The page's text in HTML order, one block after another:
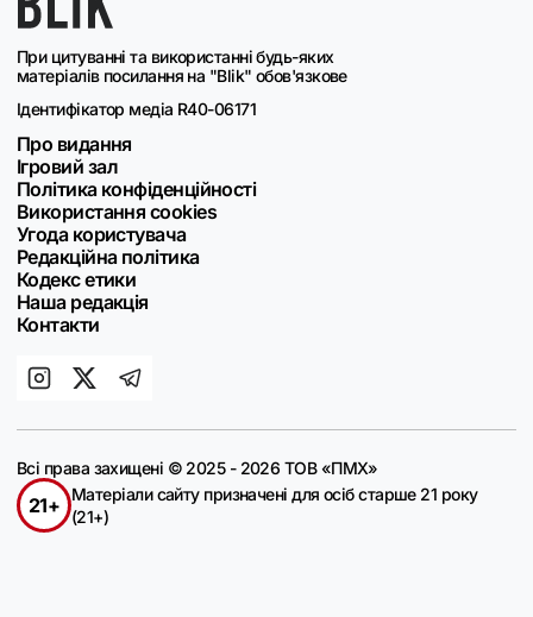
При цитуванні та використанні будь-яких
матеріалів посилання на "Blik" обов'язкове
Ідентифікатор медіа R40-06171
Про видання
Ігровий зал
Політика конфіденційності
Використання cookies
Угода користувача
Редакційна політика
Кодекс етики
Наша редакція
Контакти
Всі права захищені © 2025 - 2026 ТОВ «ПМХ»
21+
Матеріали сайту призначені для осіб старше 21 року
(21+)